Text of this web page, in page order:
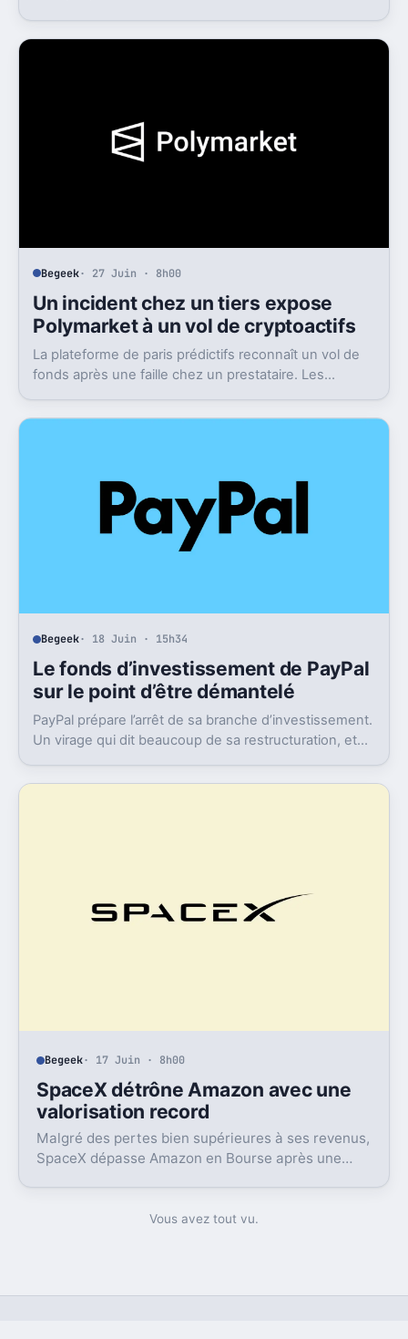
Begeek· 27 Juin · 8h00
Un incident chez un tiers expose
Polymarket à un vol de cryptoactifs
La plateforme de paris prédictifs reconnaît un vol de
fonds après une faille chez un prestataire. Les
entier.
Begeek· 18 Juin · 15h34
Le fonds d’investissement de PayPal
sur le point d’être démantelé
PayPal prépare l’arrêt de sa branche d’investissement.
Un virage qui dit beaucoup de sa restructuration, et
Begeek· 17 Juin · 8h00
SpaceX détrône Amazon avec une
valorisation record
Malgré des pertes bien supérieures à ses revenus,
SpaceX dépasse Amazon en Bourse après une